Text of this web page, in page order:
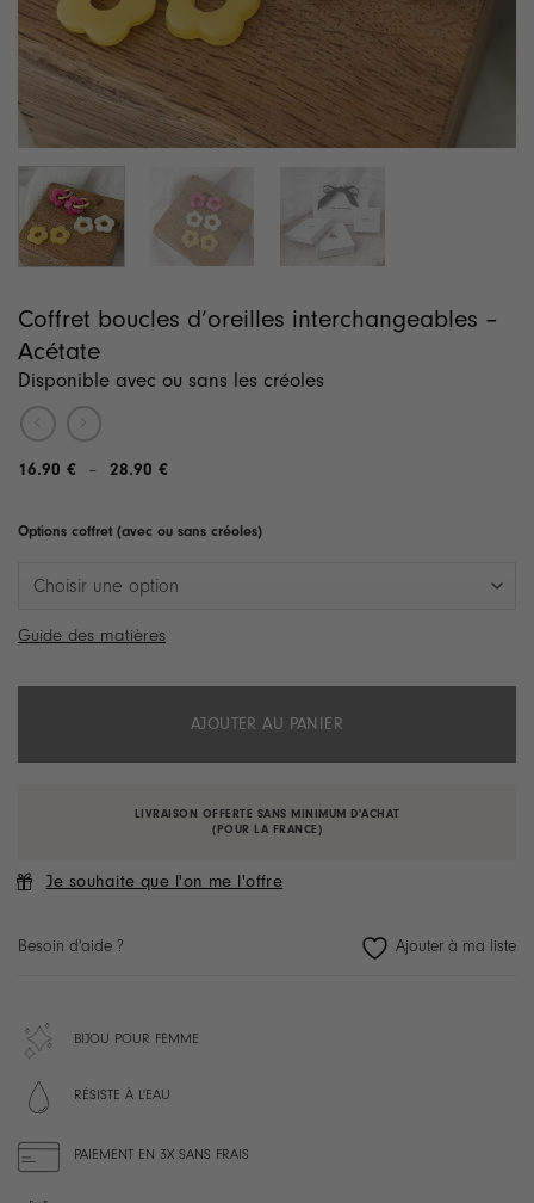
Coffret boucles d’oreilles interchangeables –
Acétate
Disponible avec ou sans les créoles
16.90 € – 28.90 €Plage
à
Options coffret (avec ou sans créoles)
Guide des matières
AJOUTER AU PANIER
LIVRAISON OFFERTE SANS MINIMUM D'ACHAT
(POUR LA FRANCE)
Je souhaite que l'on me l'offre
Besoin d'aide ?
BIJOU POUR FEMME
RÉSISTE À L'EAU
PAIEMENT EN 3X SANS FRAIS